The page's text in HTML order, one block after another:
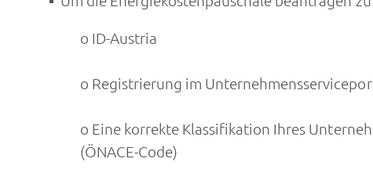
o ID-Austria
o Registrierung im
o Eine korrekte Klassifikation Ihres
(ÖNACE-Code)